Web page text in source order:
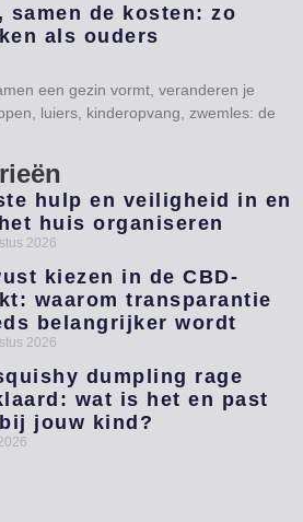
samen de kosten: zo
als ouders
een gezin vormt, veranderen je
luiers, kinderopvang, zwemles: de
hulp en veiligheid in en
huis organiseren
2026
kiezen in de CBD-
waarom transparantie
belangrijker wordt
2026
dumpling rage
wat is het en past
jouw kind?